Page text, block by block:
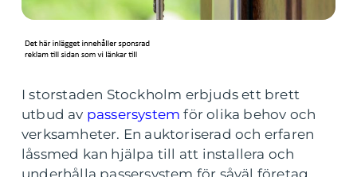
I storstaden Stockholm erbjuds ett brett
utbud av passersystem för olika behov och
verksamheter. En auktoriserad och erfaren
låssmed kan hjälpa till att installera och
underhålla passersystem för såväl företag